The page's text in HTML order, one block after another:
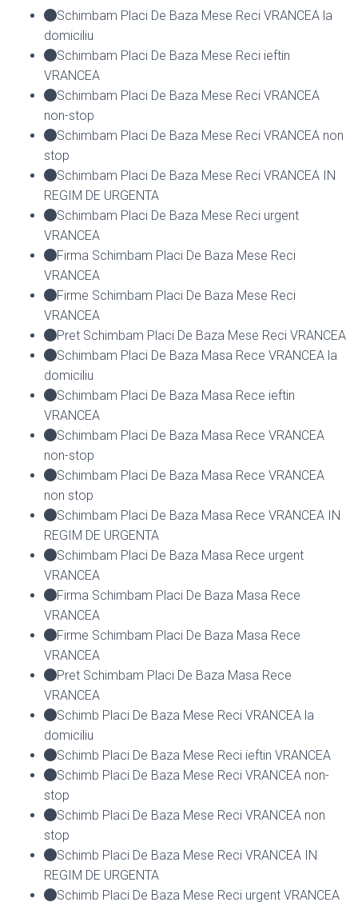
Schimbam Placi De Baza Mese Reci VRANCEA la
domiciliu
Schimbam Placi De Baza Mese Reci ieftin
VRANCEA
Schimbam Placi De Baza Mese Reci VRANCEA
non-stop
Schimbam Placi De Baza Mese Reci VRANCEA non
stop
Schimbam Placi De Baza Mese Reci VRANCEA IN
REGIM DE URGENTA
Schimbam Placi De Baza Mese Reci urgent
VRANCEA
Firma Schimbam Placi De Baza Mese Reci
VRANCEA
Firme Schimbam Placi De Baza Mese Reci
VRANCEA
Pret Schimbam Placi De Baza Mese Reci VRANCEA
Schimbam Placi De Baza Masa Rece VRANCEA la
domiciliu
Schimbam Placi De Baza Masa Rece ieftin
VRANCEA
Schimbam Placi De Baza Masa Rece VRANCEA
non-stop
Schimbam Placi De Baza Masa Rece VRANCEA
non stop
Schimbam Placi De Baza Masa Rece VRANCEA IN
REGIM DE URGENTA
Schimbam Placi De Baza Masa Rece urgent
VRANCEA
Firma Schimbam Placi De Baza Masa Rece
VRANCEA
Firme Schimbam Placi De Baza Masa Rece
VRANCEA
Pret Schimbam Placi De Baza Masa Rece
VRANCEA
Schimb Placi De Baza Mese Reci VRANCEA la
domiciliu
Schimb Placi De Baza Mese Reci ieftin VRANCEA
Schimb Placi De Baza Mese Reci VRANCEA non-
stop
Schimb Placi De Baza Mese Reci VRANCEA non
stop
Schimb Placi De Baza Mese Reci VRANCEA IN
REGIM DE URGENTA
Schimb Placi De Baza Mese Reci urgent VRANCEA